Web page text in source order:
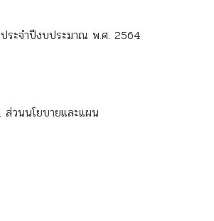
ระจำปีงบประมาณ พ.ศ. 2564
ส่วนนโยบายและแผน